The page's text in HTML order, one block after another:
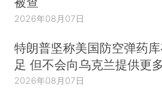
2026年08月07日
特朗普坚称美国防空弹药
足 但不会向乌克兰提供更
2026年08月07日